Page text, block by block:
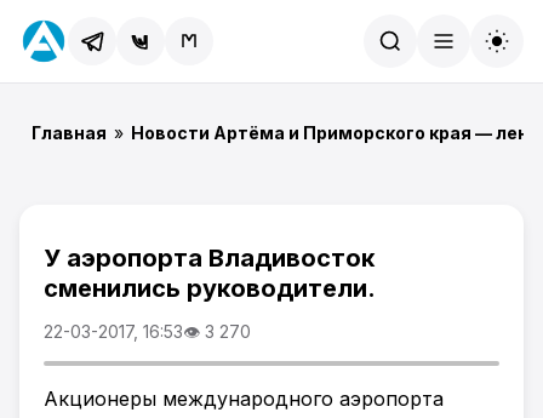
Главная » Новости Артёма и Приморского края —
У аэропорта Владивосток
сменились руководители.
22-03-2017, 16:53👁 3 270
Акционеры международного аэропорта